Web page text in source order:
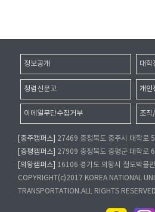
정보공개 대학
청렴신문고 개인
이메일무단수집거부 조직
[충주캠퍼스]
27469 충청북도 충주시 대학로
[증평캠퍼스]
27909 충청북도 증평군 대학로
[의왕캠퍼스]
16106 경기도 의왕시 철도박물
COPYRIGHT(c)2017 KOREA NATIONAL
TRANSPORTATION.ALL RIGHTS RESERVED